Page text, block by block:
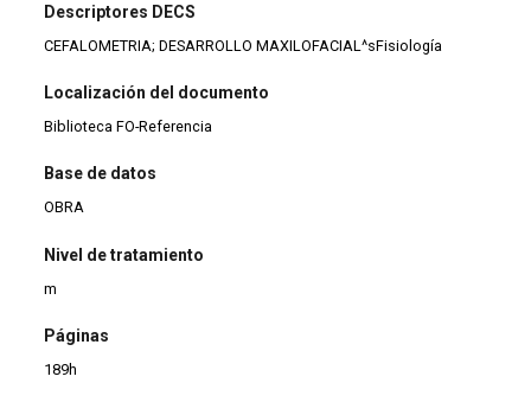
Descriptores DECS
CEFALOMETRIA; DESARROLLO MAXILOFACIAL^sFisiología
Localización del documento
Biblioteca FO-Referencia
Base de datos
OBRA
Nivel de tratamiento
m
Páginas
189h